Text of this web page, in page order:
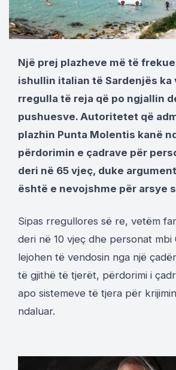
Një prej plazheve më të
ishullin italian të Sardenjës ka
rregulla të reja që po ngjallin
pushuesve. Autoritetet që
plazhin Punta Molentis kanë
përdorimin e çadrave për
deri në 65 vjeç, duke
është e nevojshme për arsye
Sipas rregullores së re, vetëm
deri në 10 vjeç dhe personat mbi
lejohen të vendosin nga një
të gjithë të tjerët, përdorimi i
apo sistemeve të tjera për
ndaluar.